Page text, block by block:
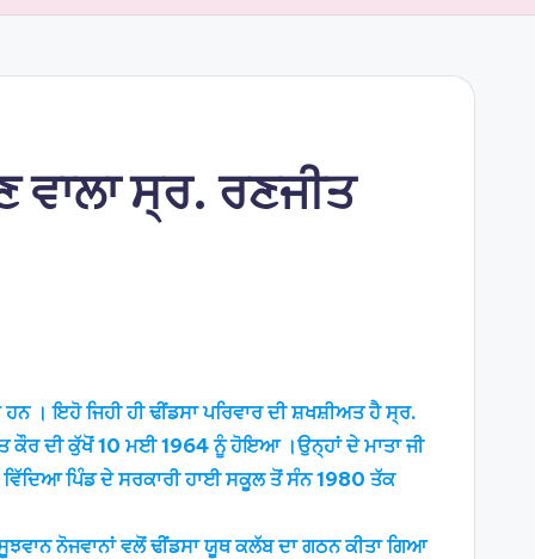
ਵਾਲਾ ਸ੍ਰ. ਰਣਜੀਤ
। ਇਹੋ ਜਿਹੀ ਹੀ ਢੀਂਡਸਾ ਪਰਿਵਾਰ ਦੀ ਸ਼ਖਸ਼ੀਅਤ ਹੈ ਸ੍ਰ.
ਕੌਰ ਦੀ ਕੁੱਖੋਂ 10 ਮਈ 1964 ਨੂੰ ਹੋਇਆ ।ਉਨ੍ਹਾਂ ਦੇ ਮਾਤਾ ਜੀ
ਪਿੰਡ ਦੇ ਸਰਕਾਰੀ ਹਾਈ ਸਕੂਲ ਤੋਂ ਸੰਨ 1980 ਤੱਕ
ਨੋਜਵਾਨਾਂ ਵਲੋਂ ਢੀਂਡਸਾ ਯੂਥ ਕਲੱਬ ਦਾ ਗਠਨ ਕੀਤਾ ਗਿਆ